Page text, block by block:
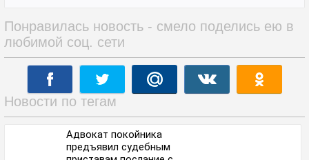
Понравилась новость - смело поделись ею в
любимой соц. сети
Новости по тегам
Адвокат покойника
предъявил судебным